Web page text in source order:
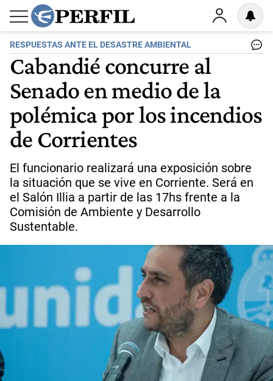
RESPUESTAS ANTE EL DESASTRE AMBIENTAL
Cabandié concurre al
Senado en medio de la
polémica por los incendios
de Corrientes
El funcionario realizará una exposición sobre
la situación que se vive en Corriente. Será en
el Salón Illia a partir de las 17hs frente a la
Comisión de Ambiente y Desarrollo
Sustentable.